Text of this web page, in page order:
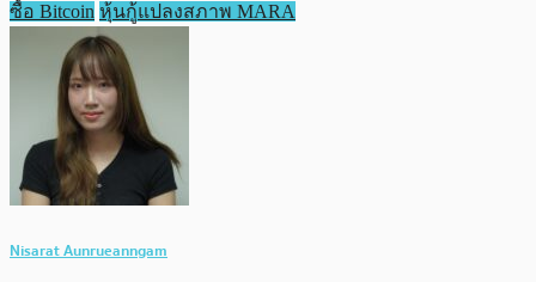
ซื้อ Bitcoin หุ้นกู้แปลงสภาพ MARA
Nisarat Aunrueanngam